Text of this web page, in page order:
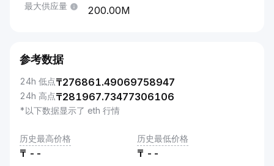
最大供应量 200.00M
参考数据
24h 低点₸276861.49069758947
24h 高点₸281967.73477306106
*以下数据显示了 eth 行情
历史最高价格
₸ --
历史最低价格
₸ --